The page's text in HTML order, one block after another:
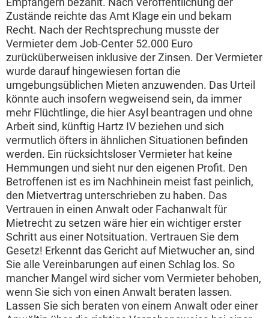
Zustände reichte das Amt Klage ein und bekam
Recht. Nach der Rechtsprechung musste der
Vermieter dem Job-Center 52.000 Euro
zurücküberweisen inklusive der Zinsen. Der Vermieter
wurde darauf hingewiesen fortan die
umgebungsüblichen Mieten anzuwenden. Das Urteil
könnte auch insofern wegweisend sein, da immer
mehr Flüchtlinge, die hier Asyl beantragen und ohne
Arbeit sind, künftig Hartz IV beziehen und sich
vermutlich öfters in ähnlichen Situationen befinden
werden. Ein rücksichtsloser Vermieter hat keine
Hemmungen und sieht nur den eigenen Profit. Den
Betroffenen ist es im Nachhinein meist fast peinlich,
den Mietvertrag unterschrieben zu haben. Das
Vertrauen in einen Anwalt oder Fachanwalt für
Mietrecht zu setzen wäre hier ein wichtiger erster
Schritt aus einer Notsituation. Vertrauen Sie dem
Gesetz! Erkennt das Gericht auf Mietwucher an, sind
Sie alle Vereinbarungen auf einen Schlag los. So
mancher Mangel wird sicher vom Vermieter behoben,
wenn Sie sich von einen Anwalt beraten lassen.
Lassen Sie sich beraten von einem Anwalt oder einer